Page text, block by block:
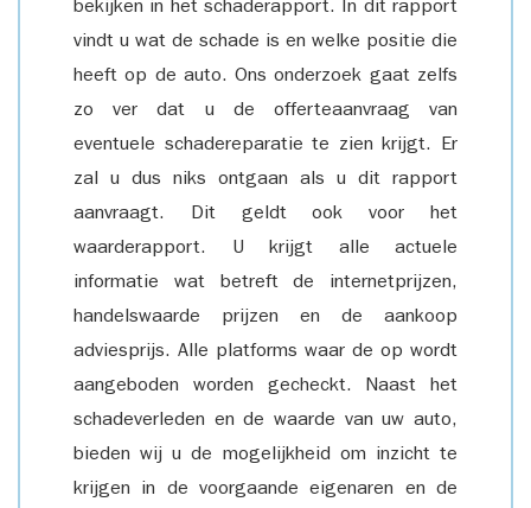
bekijken in het schaderapport. In dit rapport
vindt u wat de schade is en welke positie die
heeft op de auto. Ons onderzoek gaat zelfs
zo ver dat u de offerteaanvraag van
eventuele schadereparatie te zien krijgt. Er
zal u dus niks ontgaan als u dit rapport
aanvraagt. Dit geldt ook voor het
waarderapport. U krijgt alle actuele
informatie wat betreft de internetprijzen,
handelswaarde prijzen en de aankoop
adviesprijs. Alle platforms waar de op wordt
aangeboden worden gecheckt. Naast het
schadeverleden en de waarde van uw auto,
bieden wij u de mogelijkheid om inzicht te
krijgen in de voorgaande eigenaren en de